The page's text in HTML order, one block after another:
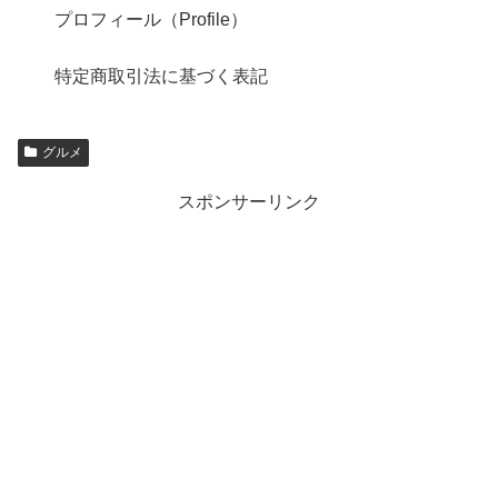
プロフィール（Profile）
特定商取引法に基づく表記
グルメ
スポンサーリンク